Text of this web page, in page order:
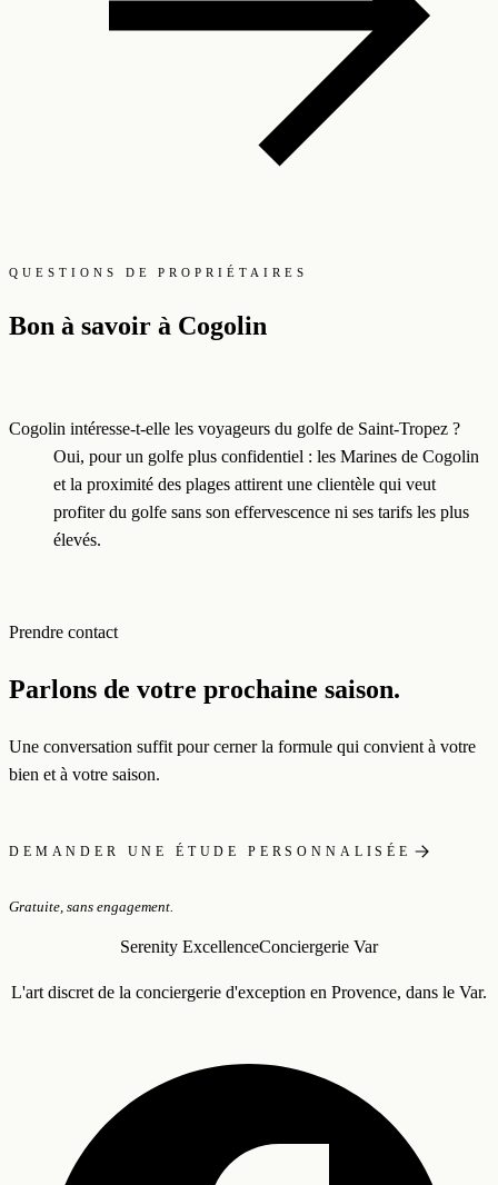
QUESTIONS DE PROPRIÉTAIRES
Bon à savoir à Cogolin
Cogolin intéresse-t-elle les voyageurs du golfe de Saint-Tropez ?
Oui, pour un golfe plus confidentiel : les Marines de Cogolin
et la proximité des plages attirent une clientèle qui veut
profiter du golfe sans son effervescence ni ses tarifs les plus
élevés.
Prendre contact
Parlons de votre prochaine saison.
Une conversation suffit pour cerner la formule qui convient à votre
bien et à votre saison.
DEMANDER UNE ÉTUDE PERSONNALISÉE
Gratuite, sans engagement.
Serenity ExcellenceConciergerie Var
L'art discret de la conciergerie d'exception en Provence, dans le Var.